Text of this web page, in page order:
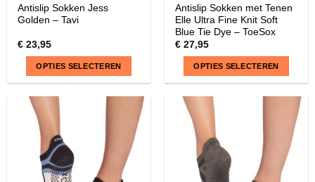
Antislip Sokken Jess
Golden – Tavi
€23,95
OPTIES SELECTEREN
product
heeft
meerdere
variaties.
Antislip Sokken met Tenen
Elle Ultra Fine Knit Soft
Blue Tie Dye – ToeSox
€27,95
OPTIES SELECTEREN
product
heeft
meerdere
variaties.
Deze